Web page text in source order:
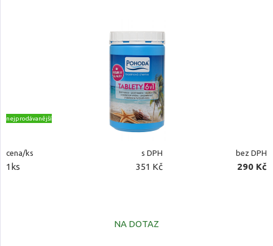
nejprodávanější
cena/ks s DPH bez DPH
1ks 351 Kč 290 Kč
NA DOTAZ